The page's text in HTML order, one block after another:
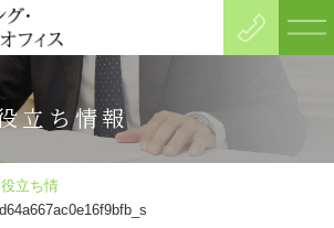
立ち情報
立ち情